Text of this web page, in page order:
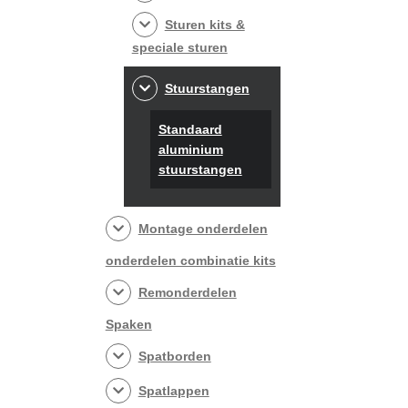
Sturen kits &
speciale sturen
Stuurstangen
Standaard
aluminium
stuurstangen
Montage onderdelen
onderdelen combinatie kits
Remonderdelen
Spaken
Spatborden
Spatlappen